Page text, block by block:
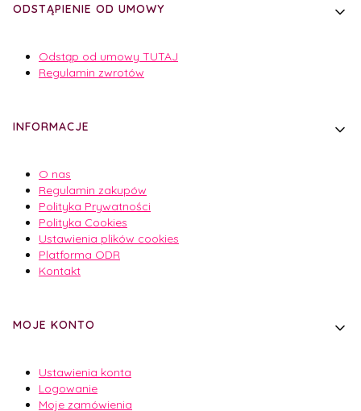
ODSTĄPIENIE OD UMOWY
Odstąp od umowy TUTAJ
Regulamin zwrotów
INFORMACJE
O nas
Regulamin zakupów
Polityka Prywatności
Polityka Cookies
Ustawienia plików cookies
Platforma ODR
Kontakt
MOJE KONTO
Ustawienia konta
Logowanie
Moje zamówienia